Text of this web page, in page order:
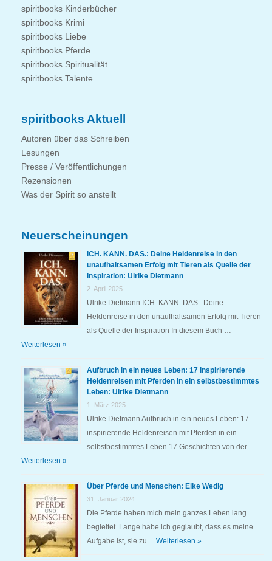
spiritbooks Kinderbücher
spiritbooks Krimi
spiritbooks Liebe
spiritbooks Pferde
spiritbooks Spiritualität
spiritbooks Talente
spiritbooks Aktuell
Autoren über das Schreiben
Lesungen
Presse / Veröffentlichungen
Rezensionen
Was der Spirit so anstellt
Neuerscheinungen
ICH. KANN. DAS.: Deine Heldenreise in den
unaufhaltsamen Erfolg mit Tieren als Quelle der
Inspiration: Ulrike Dietmann
2. April 2025
Ulrike Dietmann ICH. KANN. DAS.: Deine
Heldenreise in den unaufhaltsamen Erfolg mit Tieren
als Quelle der Inspiration In diesem Buch …
Weiterlesen »
Aufbruch in ein neues Leben: 17 inspirierende
Heldenreisen mit Pferden in ein selbstbestimmtes
Leben: Ulrike Dietmann
1. März 2025
Ulrike Dietmann Aufbruch in ein neues Leben: 17
inspirierende Heldenreisen mit Pferden in ein
selbstbestimmtes Leben 17 Geschichten von der …
Weiterlesen »
Über Pferde und Menschen: Elke Wedig
31. Januar 2024
Die Pferde haben mich mein ganzes Leben lang
begleitet. Lange habe ich geglaubt, dass es meine
Aufgabe ist, sie zu …Weiterlesen »